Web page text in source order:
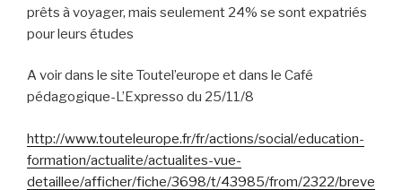
prêts à voyager, mais seulement 24% se sont expatriés
pour leurs études
A voir dans le site Toutel’europe et dans le Café
pédagogique-L’Expresso du 25/11/8
http://www.touteleurope.fr/fr/actions/social/education-
formation/actualite/actualites-vue-
detaillee/afficher/fiche/3698/t/43985/from/2322/breve